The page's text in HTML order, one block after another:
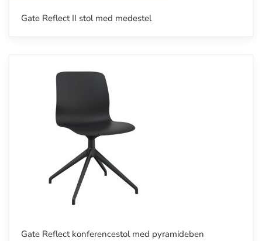
Gate Reflect II stol med medestel
Gate Reflect konferencestol med pyramideben